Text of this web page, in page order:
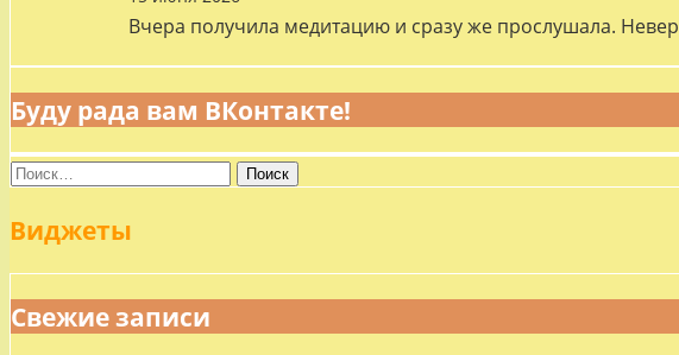
Вчера получила медитацию и сразу же прослушала.
Буду рада вам ВКонтакте!
Найти:
Виджеты
Свежие записи